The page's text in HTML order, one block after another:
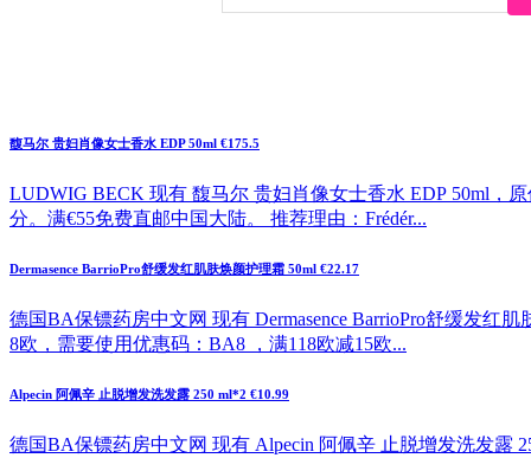
馥马尔 贵妇肖像女士香水 EDP 50ml €175.5
LUDWIG BECK 现有 馥马尔 贵妇肖像女士香水 EDP 50ml，
分。满€55免费直邮中国大陆。 推荐理由：Frédér...
Dermasence BarrioPro舒缓发红肌肤焕颜护理霜 50ml €22.17
德国BA保镖药房中文网 现有 Dermasence BarrioPro舒缓发红
8欧，需要使用优惠码：BA8 ，满118欧减15欧...
Alpecin 阿佩辛 止脱增发洗发露 250 ml*2 €10.99
德国BA保镖药房中文网 现有 Alpecin 阿佩辛 止脱增发洗发露